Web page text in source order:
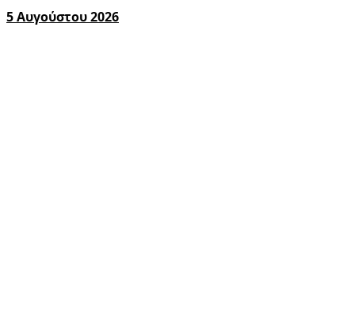
5 Αυγούστου 2026